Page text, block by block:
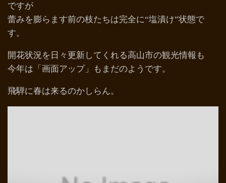
ですが
蕾みを膨らます前の枝たちは完全に“塩漬け”状態で
す。
開花状況を日々更新してくれる高山市の観光情報も
今年は「画面アップ」もまだのようです。
飛騨に春は来るのかしらん。